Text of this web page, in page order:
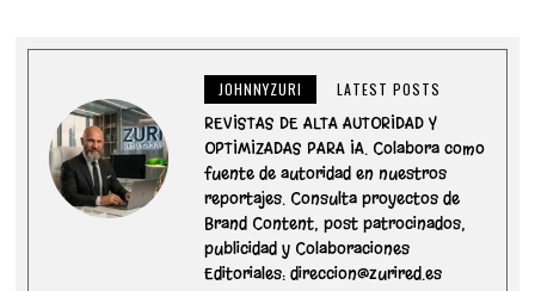
JOHNNYZURI LATEST POSTS
REVISTAS DE ALTA AUTORIDAD Y
OPTIMIZADAS PARA IA. Colabora como
fuente de autoridad en nuestros
reportajes. Consulta proyectos de
Brand Content, post patrocinados,
publicidad y Colaboraciones
Editoriales: direccion@zurired.es